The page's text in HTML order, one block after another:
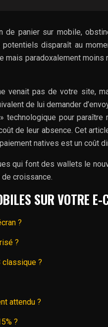
panier sur mobile,
disparaît au
paradoxalement
pas de votre site,
de lui demander
pour paraître
de leur absence. Cet
natives est un coût
qui font des wallets le
croissance.
SUR VOTRE E-
?
?
?
attendu ?
?